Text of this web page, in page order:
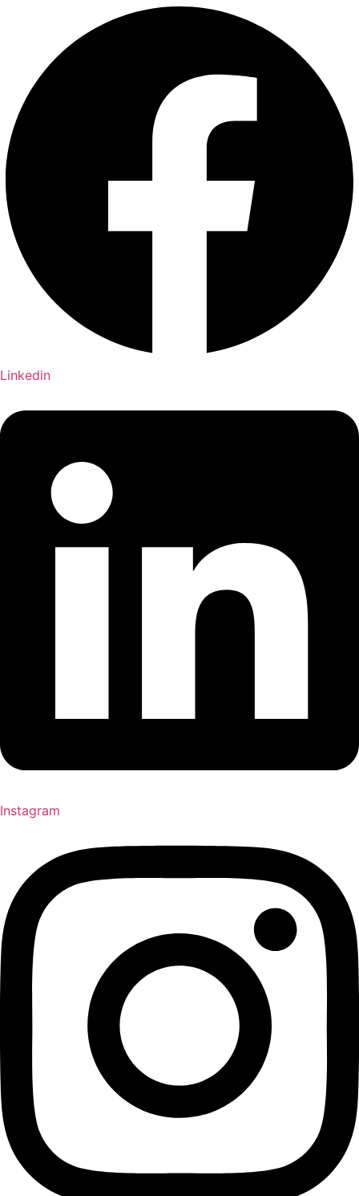
Linkedin
Instagram